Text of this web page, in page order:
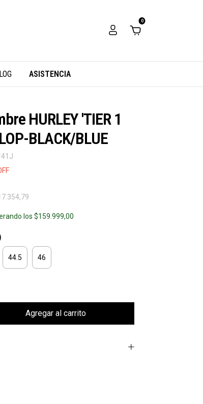
0
ASISTENCIA
HURLEY 'TIER 1
BLACK/BLUE
los$159.999,00
44.5 46